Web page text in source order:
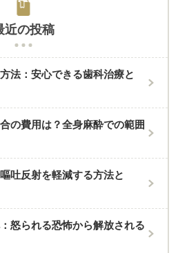
近の投稿
法：安心できる歯科治療と
の費用は？全身麻酔での範囲
吐反射を軽減する方法と
怒られる恐怖から解放される